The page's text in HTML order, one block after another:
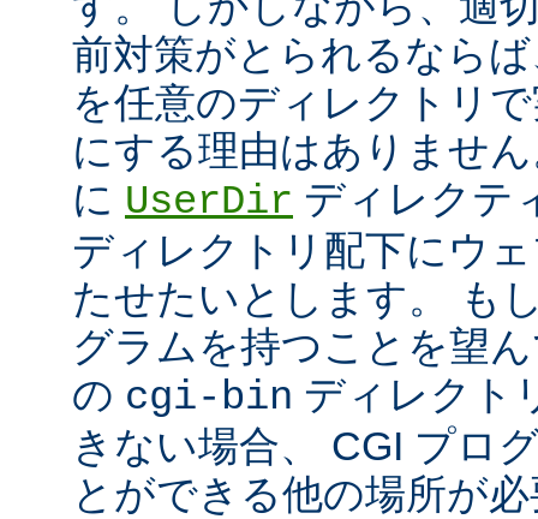
前対策がとられるなら
を任意のディレクトリ
にする理由はありませ
に UserDir ディレクテ
ディレクトリ配下にウ
たせたいとします。 も
グラムを持つことを望
の cgi-bin ディレクト
きない場合、 CGI プロ
とができる他の場所が